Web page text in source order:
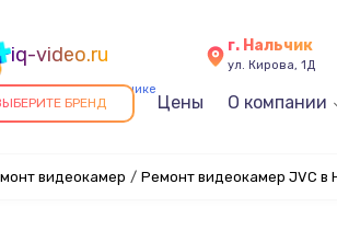
iq-video.ru
видеокамер в Нальчике
г. Нальчик
ул. Кирова, 1Д
БРЕНД Цены О компании
видеокамер / Ремонт видеокамер JVC в